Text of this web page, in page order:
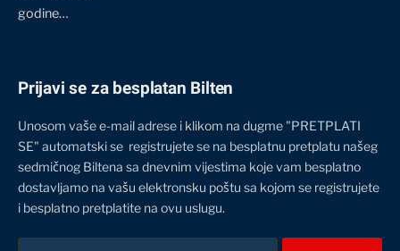
godine…
Prijavi se za besplatan Bilten
Unosom vaše e-mail adrese i klikom na dugme "PRETPLATI
SE" automatski se registrujete se na besplatnu pretplatu našeg
sedmičnog Biltena sa dnevnim vijestima koje vam besplatno
dostavljamo na vašu elektronsku poštu sa kojom se registrujete
i besplatno pretplatite na ovu uslugu.